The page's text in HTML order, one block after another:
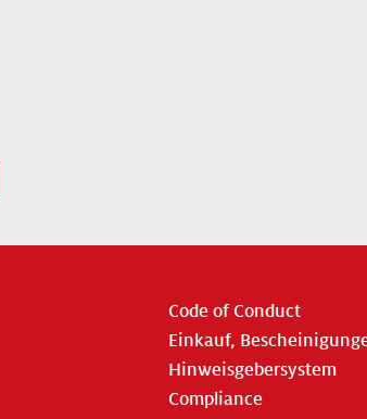
Code of Conduct
Einkauf,
Hinweisgebersystem
Compliance